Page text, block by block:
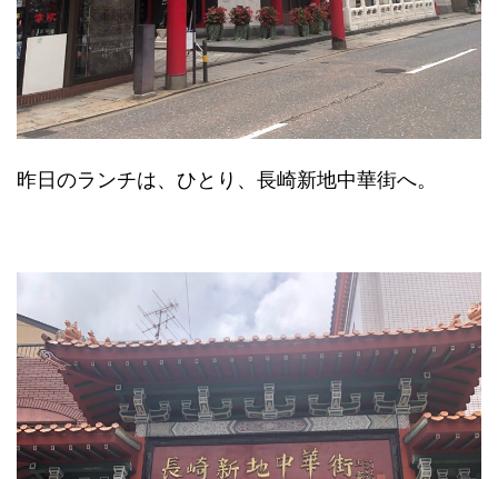
昨日のランチは、ひとり、長崎新地中華街へ。